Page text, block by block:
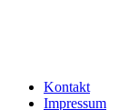
Kontakt
Impressum